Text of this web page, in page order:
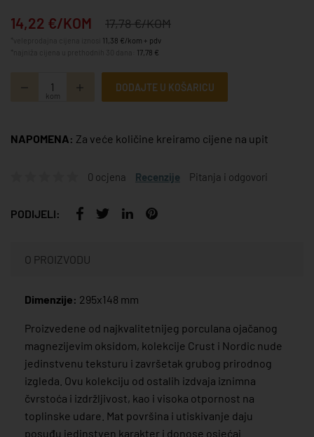
14,22 €/KOM 17,78 €/KOM
11,38 €/kom + pdv
17,78 €
kom
DODAJTE U KOŠARICU
NAPOMENA: Za veće količine kreiramo cijene na upit
0 ocjena Recenzije Pitanja i odgovori
PODIJELI:
O PROIZVODU
Dimenzije: 295x148 mm
Proizvedene od najkvalitetnijeg porculana ojačanog
magnezijevim oksidom, kolekcije Crust i Nordic nude
jedinstvenu teksturu i završetak grubog prirodnog
izgleda. Ovu kolekciju od ostalih izdvaja iznimna
čvrstoća i izdržljivost, kao i visoka otpornost na
toplinske udare. Mat površina i utiskivanje daju
posuđu jedinstven karakter i donose osjećaj